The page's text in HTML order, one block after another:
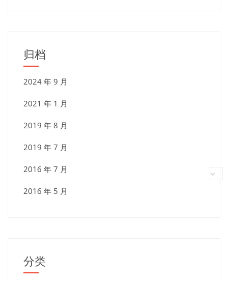
归档
2024 年 9 月
2021 年 1 月
2019 年 8 月
2019 年 7 月
2016 年 7 月
2016 年 5 月
分类